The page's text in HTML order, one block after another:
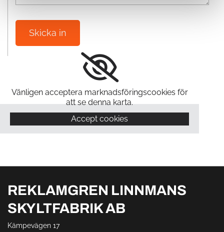
Vänligen acceptera marknadsföringscookies för
att se denna karta.
Accept cookies
REKLAMGREN LINNMANS
SKYLTFABRIK AB
Kämpevägen 17